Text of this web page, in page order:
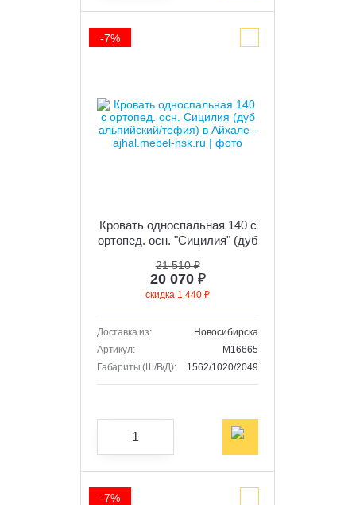
Кровать односпальная 140 с
ортопед. осн. "Сицилия" (дуб
21 510 ₽
20 070 ₽
скидка 1 440 ₽
Доставка из:
Новосибирска
Артикул:
M16665
Габариты (Ш/В/Д):
1562/1020/2049
-7%
-7%